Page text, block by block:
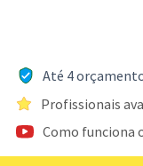
Até 4
Profissionais
Como funciona